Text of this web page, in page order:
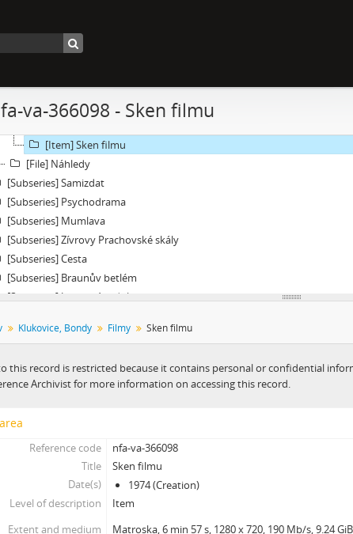
va-366098 - Sken filmu
[Subseries] Zkušebna v Argentinské
[Subseries] Hanibalova svatba
[File] Dokumentace
[File] Filmy
[Item] Sken filmu
[File] Náhledy
[Subseries] Samizdat
[Subseries] Psychodrama
[Subseries] Mumlava
[Subseries] Zívrovy Prachovské skály
[Subseries] Cesta
[Subseries] Braunův betlém
[Subseries] Javorovým dolem
[Subseries] Hřiště
[Subseries] Možná
[Subseries] 28 stotín Synagógy
[Subseries] Parkovací smyčka
[Subseries] Otevřeno zavřeno otevřeno zavřeno...
[Subseries] Klatov
[Subseries] Jizvy, jiskry, jistoty
[Subseries] Země, světlo, vzduch
[Subseries] Painting
Klukovice, Bondy Filmy Sken filmu
this record is restricted because it contains personal or confidential
Archivist for more information on accessing this record.
Reference code
nfa-va-366098
Title
Sken filmu
Date(s)
1974 (Creation)
Level of description
Item
Extent and medium
Matroska, 6 min 57 s, 1280 x 720, 190 Mb/s, 9.24 GiB